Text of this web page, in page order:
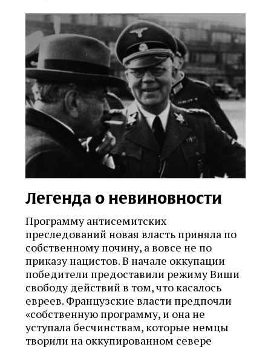
Легенда о невиновности
Программу антисемитских
преследований новая власть приняла по
собственному почину, а вовсе не по
приказу нацистов. В начале оккупации
победители предоставили режиму Виши
свободу действий в том, что касалось
евреев. Французские власти предпочли
«собственную программу, и она не
уступала бесчинствам, которые немцы
творили на оккупированном севере